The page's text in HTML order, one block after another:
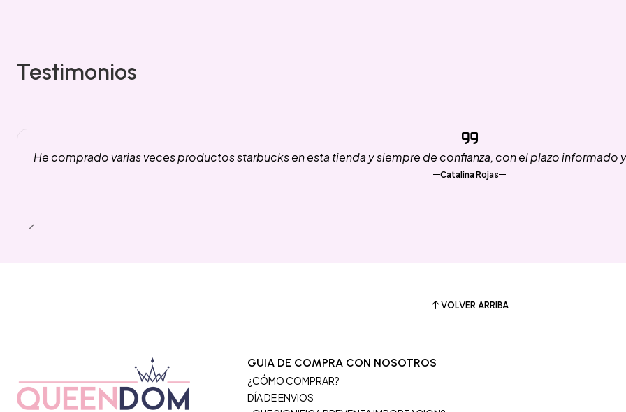
Testimonios
He comprado varias veces productos starbucks en esta tienda y siempre de confianza, con el plazo
Catalina Rojas
VOLVER ARRIBA
GUIA DE COMPRA CON NOSOTROS
¿CÓMO COMPRAR?
DÍA DE ENVIOS